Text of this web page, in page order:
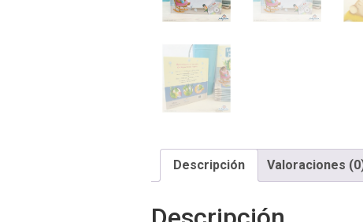
Descripción Valoraciones